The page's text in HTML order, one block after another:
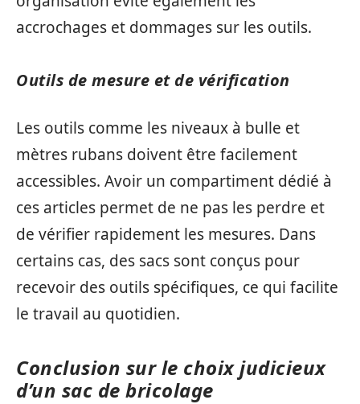
accrochages et dommages sur les outils.
Outils de mesure et de vérification
Les outils comme les niveaux à bulle et
mètres rubans doivent être facilement
accessibles. Avoir un compartiment dédié à
ces articles permet de ne pas les perdre et
de vérifier rapidement les mesures. Dans
certains cas, des sacs sont conçus pour
recevoir des outils spécifiques, ce qui facilite
le travail au quotidien.
Conclusion sur le choix judicieux
d’un sac de bricolage